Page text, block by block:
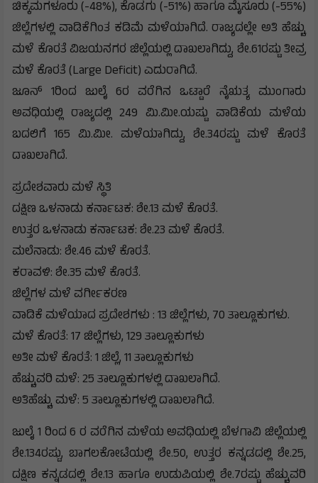
ಚಿಕ್ಕಮಗಳೂರು (-48%), ಕೊಡಗು (-51%) ಹಾಗೂ ಮೈಸೂರು (-55%)
ಜಿಲ್ಲೆಗಳಲ್ಲಿ ವಾಡಿಕೆಗಿಂತ ಕಡಿಮೆ ಮಳೆಯಾಗಿದೆ. ರಾಜ್ಯದಲ್ಲೇ ಅತಿ ಹೆಚ್ಚು
ಮಳೆ ಕೊರತೆ ವಿಜಯನಗರ ಜಿಲ್ಲೆಯಲ್ಲಿ ದಾಖಲಾಗಿದ್ದು, ಶೇ.61ರಷ್ಟು ತೀವ್ರ
ಮಳೆ ಕೊರತೆ (Large Deficit) ಎದುರಾಗಿದೆ.
ಜೂನ್ 1ರಿಂದ ಜುಲೈ 6ರ ವರೆಗಿನ ಒಟ್ಟಾರೆ ನೈಋತ್ಯ ಮುಂಗಾರು
ಅವಧಿಯಲ್ಲಿ ರಾಜ್ಯದಲ್ಲಿ 249 ಮಿ.ಮೀ.ಯಷ್ಟು ವಾಡಿಕೆಯ ಮಳೆಯ
ಬದಲಿಗೆ 165 ಮಿ.ಮೀ. ಮಳೆಯಾಗಿದ್ದು, ಶೇ.34ರಷ್ಟು ಮಳೆ ಕೊರತೆ
ದಾಖಲಾಗಿದೆ.
ಪ್ರದೇಶವಾರು ಮಳೆ ಸ್ಥಿತಿ
ದಕ್ಷಿಣ ಒಳನಾಡು ಕರ್ನಾಟಕ: ಶೇ.13 ಮಳೆ ಕೊರತೆ.
ಉತ್ತರ ಒಳನಾಡು ಕರ್ನಾಟಕ: ಶೇ.23 ಮಳೆ ಕೊರತೆ.
ಮಲೆನಾಡು: ಶೇ.46 ಮಳೆ ಕೊರತೆ.
ಕರಾವಳಿ: ಶೇ.35 ಮಳೆ ಕೊರತೆ.
ಜಿಲ್ಲೆಗಳ ಮಳೆ ವರ್ಗೀಕರಣ
ವಾಡಿಕೆ ಮಳೆಯಾದ ಪ್ರದೇಶಗಳು : 13 ಜಿಲ್ಲೆಗಳು, 70 ತಾಲ್ಲೂಕುಗಳು.
ಮಳೆ ಕೊರತೆ: 17 ಜಿಲ್ಲೆಗಳು, 129 ತಾಲ್ಲೂಕುಗಳು
ಅತೀ ಮಳೆ ಕೊರತೆ: 1 ಜಿಲ್ಲೆ, 11 ತಾಲ್ಲೂಕುಗಳು
ಹೆಚ್ಚುವರಿ ಮಳೆ: 25 ತಾಲ್ಲೂಕುಗಳಲ್ಲಿ ದಾಖಲಾಗಿದೆ.
ಅತಿಹೆಚ್ಚು ಮಳೆ: 5 ತಾಲ್ಲೂಕುಗಳಲ್ಲಿ ದಾಖಲಾಗಿದೆ.
ಜುಲೈ 1 ರಿಂದ 6 ರ ವರೆಗಿನ ಮಳೆಯ ಅವಧಿಯಲ್ಲಿ ಬೆಳಗಾವಿ ಜಿಲ್ಲೆಯಲ್ಲಿ
ಶೇ.134ರಷ್ಟು, ಬಾಗಲಕೋಟೆಯಲ್ಲಿ ಶೇ.50, ಉತ್ತರ ಕನ್ನಡದಲ್ಲಿ ಶೇ.25,
ದಕ್ಷಿಣ ಕನ್ನಡದಲ್ಲಿ ಶೇ.13 ಹಾಗೂ ಉಡುಪಿಯಲ್ಲಿ ಶೇ.7ರಷ್ಟು ಹೆಚ್ಚುವರಿ